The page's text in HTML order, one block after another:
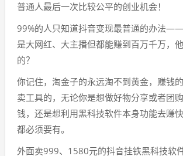
普通人最后一次比较公平的创业机会！
99%的人只知道抖音变现最普通的办法
是大网红、大主播但都能赚到百万千万，
的？
你记住，淘金子的永远淘不到黄金，赚钱
卖工具的，无论你是想做好物分享或者团
钱，还是想利用黑科技软件本身功能去赚
都必须要有。
外面卖999、1580元的抖音挂铁黑科技软